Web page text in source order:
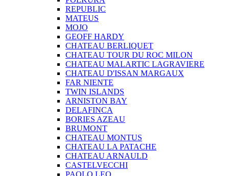
REPUBLIC
MATEUS
MOJO
GEOFF HARDY
CHATEAU BERLIQUET
CHATEAU TOUR DU ROC MILON
CHATEAU MALARTIC LAGRAVIERE
CHATEAU D'ISSAN MARGAUX
FAR NIENTE
TWIN ISLANDS
ARNISTON BAY
DELAFINCA
BORIES AZEAU
BRUMONT
CHATEAU MONTUS
CHATEAU LA PATACHE
CHATEAU ARNAULD
CASTELVECCHI
PAOLO LEO